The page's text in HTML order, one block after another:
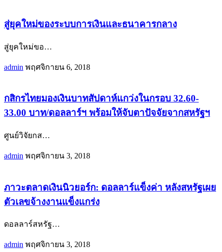
สู่ยุคใหม่ของระบบการเงินและธนาคารกลาง
สู่ยุคใหม่ขอ…
admin พฤศจิกายน 6, 2018
กสิกรไทยมองเงินบาทสัปดาห์แกว่งในกรอบ 32.60-
33.00 บาท/ดอลลาร์ฯ พร้อมให้จับตาปัจจัยจากสหรัฐฯ
ศูนย์วิจัยกส…
admin พฤศจิกายน 3, 2018
ภาวะตลาดเงินนิวยอร์ก: ดอลลาร์แข็งค่า หลังสหรัฐเผย
ตัวเลขจ้างงานแข็งแกร่ง
ดอลลาร์สหรัฐ…
admin พฤศจิกายน 3, 2018